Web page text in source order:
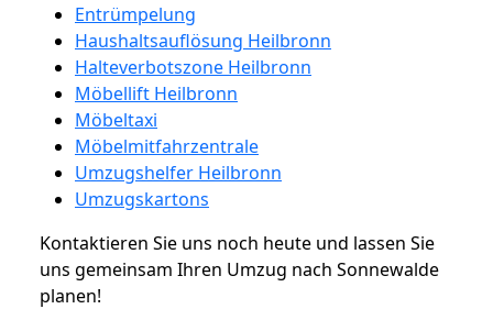
Entrümpelung
Haushaltsauflösung Heilbronn
Halteverbotszone Heilbronn
Möbellift Heilbronn
Möbeltaxi
Möbelmitfahrzentrale
Umzugshelfer Heilbronn
Umzugskartons
Kontaktieren Sie uns noch heute und lassen Sie
uns gemeinsam Ihren Umzug nach Sonnewalde
planen!